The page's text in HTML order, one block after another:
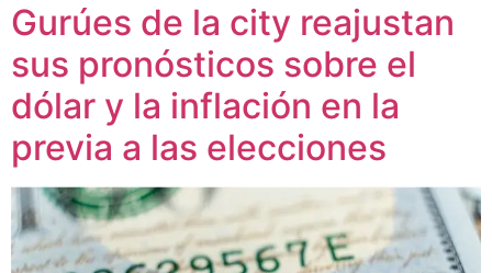
Gurúes de la city reajustan
sus pronósticos sobre el
dólar y la inflación en la
previa a las elecciones